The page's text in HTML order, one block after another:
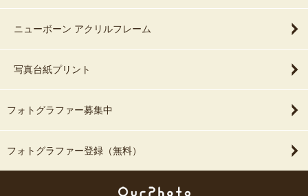
ニューボーン アクリルフレーム
写真台紙プリント
フォトグラファー募集中
フォトグラファー登録（無料）